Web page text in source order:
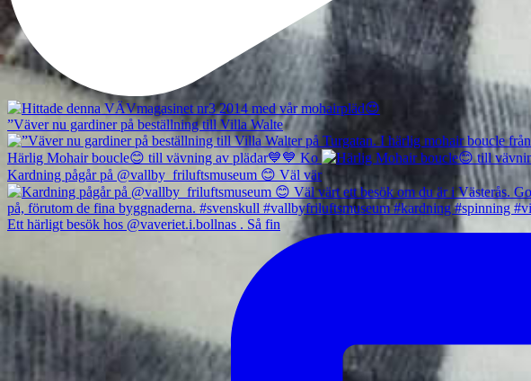
”Väver nu gardiner på beställning till Villa Walte
Härlig Mohair boucle😊 till vävning av plädar💙💙 Ko
Kardning pågår på @vallby_friluftsmuseum 😊 Väl vär
Ett härligt besök hos @vaveriet.i.bollnas . Så fin